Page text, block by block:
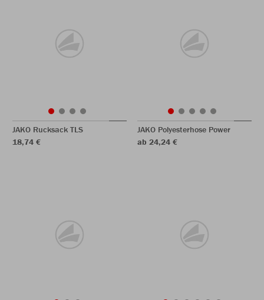
JAKO Rucksack TLS
18,74 €
JAKO Polyesterhose Power
ab 24,24 €